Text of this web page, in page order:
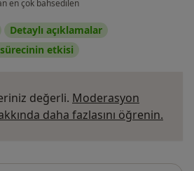
en çok bahsedilen
Detaylı açıklamalar
etkisi
değerli. Moderasyon
daha fazlasını öğrenin.